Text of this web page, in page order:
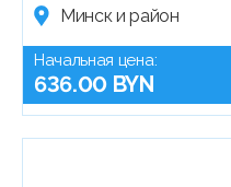
Минск и район
Начальная цена:
636.00 BYN